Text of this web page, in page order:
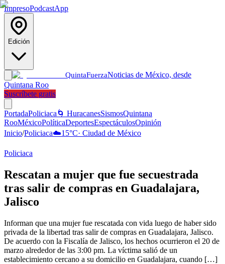
ImpresoPodcastApp
Edición
QuintaFuerzaNoticias de México, desde
Quintana Roo
Suscríbete gratis
PortadaPoliciaca 🌀 HuracanesSismosQuintana
RooMéxicoPolíticaDeportesEspectáculosOpinión
Inicio/Policiaca☁️15°C· Ciudad de México
Policiaca
Rescatan a mujer que fue secuestrada
tras salir de compras en Guadalajara,
Jalisco
Informan que una mujer fue rescatada con vida luego de haber sido
privada de la libertad tras salir de compras en Guadalajara, Jalisco.
De acuerdo con la Fiscalía de Jalisco, los hechos ocurrieron el 20 de
marzo alrededor de las 3:00 pm. La víctima salió de un
establecimiento cercano a su domicilio en Guadalajara, cuando […]